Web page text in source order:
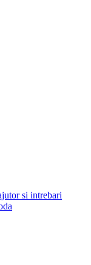
si intrebari